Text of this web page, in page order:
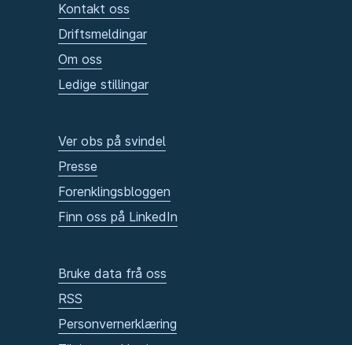
Kontakt oss
Driftsmeldingar
Om oss
Ledige stillingar
Ver obs på svindel
Presse
Forenklingsbloggen
Finn oss på LinkedIn
Bruke data frå oss
RSS
Personvernerklæring